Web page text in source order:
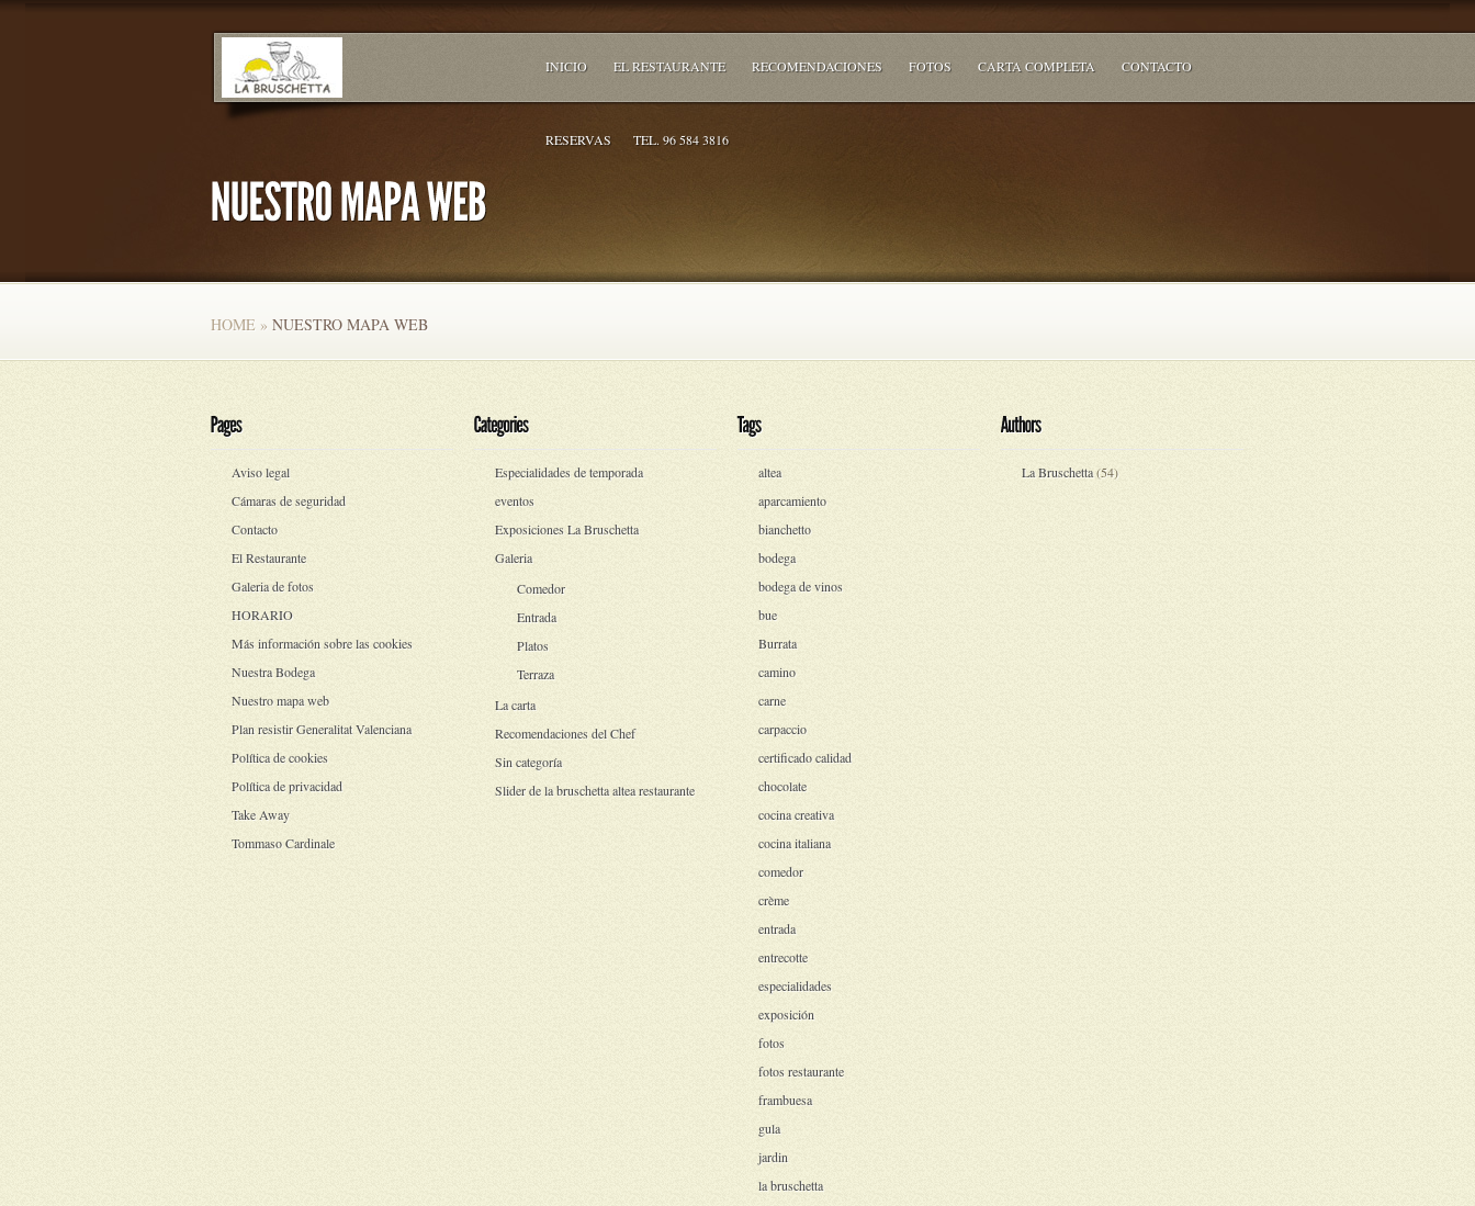
INICIO EL RESTAURANTE RECOMENDACIONES FOTOS CARTA COMPLETA CONTACTO
RESERVAS TEL. 96 584 3816
HOME » NUESTRO MAPA WEB
Aviso legal
Cámaras de seguridad
Contacto
El Restaurante
Galeria de fotos
HORARIO
Más información sobre las cookies
Nuestra Bodega
Nuestro mapa web
Plan resistir Generalitat Valenciana
Política de cookies
Política de privacidad
Take Away
Tommaso Cardinale
Especialidades de temporada
eventos
Exposiciones La Bruschetta
Galeria
Comedor
Entrada
Platos
Terraza
La carta
Recomendaciones del Chef
Sin categoría
Slider de la bruschetta altea restaurante
altea
aparcamiento
bianchetto
bodega
bodega de vinos
bue
Burrata
camino
carne
carpaccio
certificado calidad
chocolate
cocina creativa
cocina italiana
comedor
crème
entrada
entrecotte
especialidades
exposición
fotos
fotos restaurante
frambuesa
gula
jardin
la bruschetta
La Bruschetta(54)